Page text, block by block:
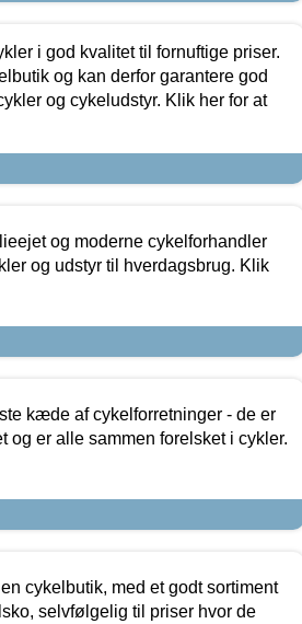
i god kvalitet til fornuftige priser.
og kan derfor garantere god
og cykeludstyr. Klik her for at
og moderne cykelforhandler
og udstyr til hverdagsbrug. Klik
kæde af cykelforretninger - de er
og er alle sammen forelsket i cykler.
cykelbutik, med et godt sortiment
selvfølgelig til priser hvor de